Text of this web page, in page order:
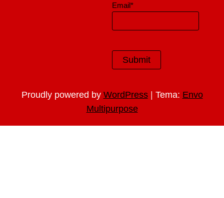
Email*
Proudly powered by WordPress | Tema: Envo
Multipurpose